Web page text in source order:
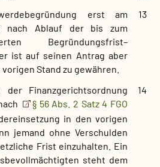
13
erst am
nach Ablauf der bis zum
Begründungsfrist–
ist auf seinen Antrag aber
Stand zu gewähren.
14
Finanzgerichtsordnung
§ 56 Abs. 2 Satz 4 FGO
in den vorigen
jemand ohne Verschulden
Frist einzuhalten. Ein
steht dem